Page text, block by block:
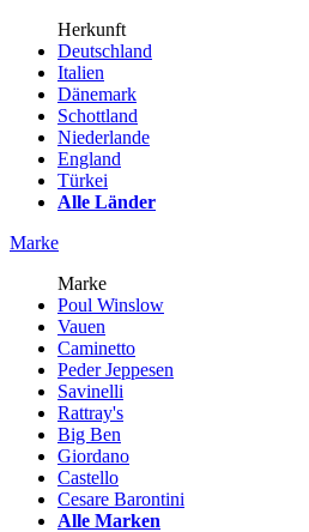
Herkunft
Deutschland
Italien
Dänemark
Schottland
Niederlande
England
Türkei
Alle Länder
Marke
Marke
Poul Winslow
Vauen
Caminetto
Peder Jeppesen
Savinelli
Rattray's
Big Ben
Giordano
Castello
Cesare Barontini
Alle Marken